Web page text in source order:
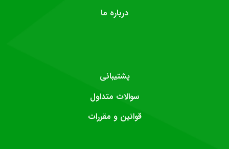
درباره ما
پشتیبانی
سوالات متداول
قوانین و مقررات